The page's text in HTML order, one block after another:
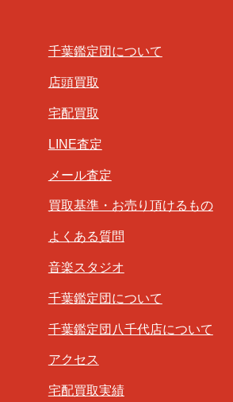
千葉鑑定団について
店頭買取
宅配買取
LINE査定
メール査定
買取基準・お売り頂けるもの
よくある質問
音楽スタジオ
千葉鑑定団について
千葉鑑定団八千代店について
アクセス
宅配買取実績